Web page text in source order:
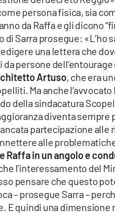
persona fisica, sia
da Raffa e gli dicono
Sarra prosegue: «L’ho
una lettera che
persone
Artuso, che era
Ma anche
della sindacatura
diventa
partecipazione
alle
Raffa in un angolo e
l’interessamento del
pensare che questo
– prosegue Sarra –
E quindi una dimensione